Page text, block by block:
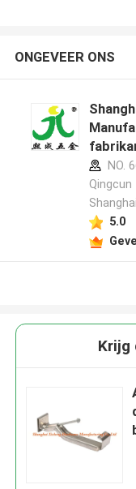
ONGEVEER ONS
NO.
Qingcun
5.0
Krijg